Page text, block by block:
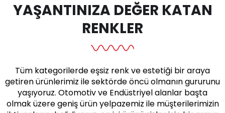
YAŞANTINIZA DEĞER KATAN
RENKLER
Tüm kategorilerde eşsiz renk ve estetiği bir araya
getiren ürünlerimiz ile sektörde öncü olmanın gururunu
yaşıyoruz. Otomotiv ve Endüstriyel alanlar başta
olmak üzere geniş ürün yelpazemiz ile müşterilerimizin